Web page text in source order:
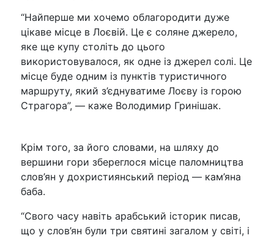
“Найперше ми хочемо облагородити дуже
цікаве місце в Лоєвій. Це є соляне джерело,
яке ще купу століть до цього
використовувалося, як одне із джерел солі. Це
місце буде одним із пунктів туристичного
маршруту, який з’єднуватиме Лоєву із горою
Страгора”, — каже Володимир Гринішак.
Крім того, за його словами, на шляху до
вершини гори збереглося місце паломництва
слов’ян у дохристиянський період — кам’яна
баба.
“Свого часу навіть арабський історик писав,
що у слов’ян були три святині загалом у світі, і